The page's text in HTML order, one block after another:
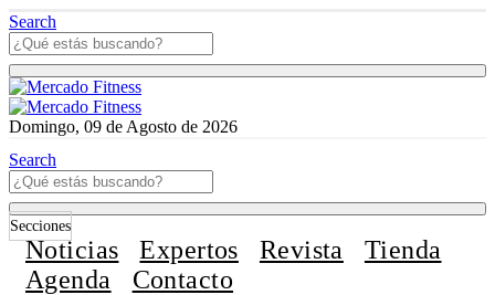
Search
Domingo, 09 de Agosto de 2026
Search
Secciones
Noticias Expertos Revista
Tienda
Agenda
Contacto